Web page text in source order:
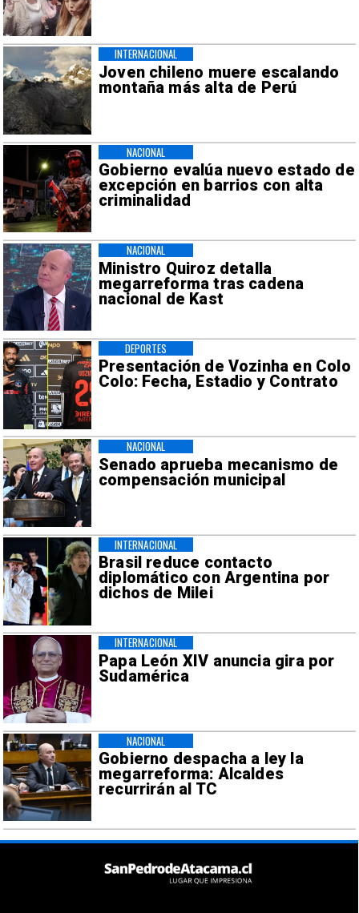
Joven chileno muere escalando
montaña más alta de Perú
INTERNACIONAL
Gobierno evalúa nuevo estado de
excepción en barrios con alta
criminalidad
NACIONAL
Ministro Quiroz detalla
megarreforma tras cadena
nacional de Kast
NACIONAL
Presentación de Vozinha en Colo
Colo: Fecha, Estadio y Contrato
DEPORTES
Senado aprueba mecanismo de
compensación municipal
NACIONAL
Brasil reduce contacto
diplomático con Argentina por
dichos de Milei
INTERNACIONAL
Papa León XIV anuncia gira por
Sudamérica
INTERNACIONAL
Gobierno despacha a ley la
megarreforma: Alcaldes
recurrirán al TC
NACIONAL